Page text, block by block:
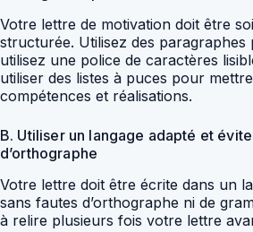
Votre lettre de motivation doit être
structurée. Utilisez des
utilisez une police de caractères
utiliser des listes à puces pour
compétences et réalisations.
B. Utiliser un langage adapté et
d’orthographe
Votre lettre doit être écrite dans un
sans fautes d’orthographe ni de
à relire plusieurs fois votre lettre